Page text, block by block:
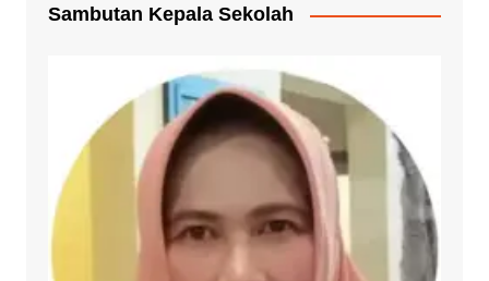
Sambutan Kepala Sekolah